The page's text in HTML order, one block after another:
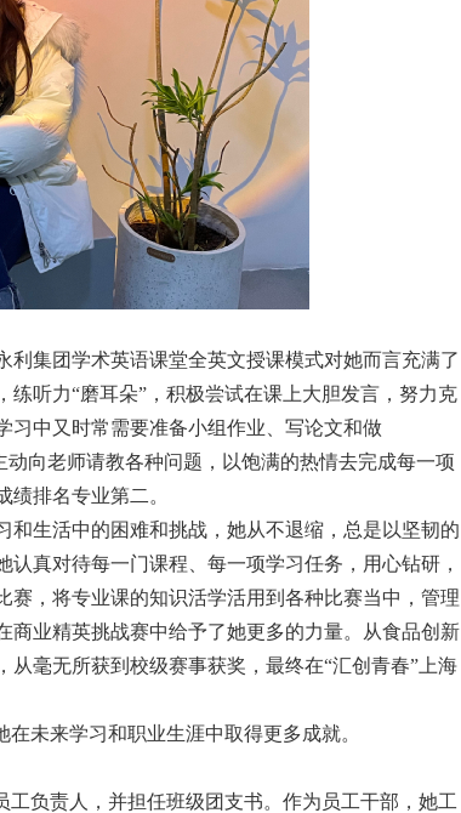
集团学术英语课堂全英文授课模式对她而言充满了
听力“磨耳朵”，积极尝试在课上大胆发言，努力克
习中又时常需要准备小组作业、写论文和做
向老师请教各种问题，以饱满的热情去完成每一项
排名专业第二。
生活中的困难和挑战，她从不退缩，总是以坚韧的
真对待每一门课程、每一项学习任务，用心钻研，
，将专业课的知识活学活用到各种比赛当中，管理
业精英挑战赛中给予了她更多的力量。从食品创新
毫无所获到校级赛事获奖，最终在“汇创青春”上海
未来学习和职业生涯中取得更多成就。
负责人，并担任班级团支书。作为员工干部，她工